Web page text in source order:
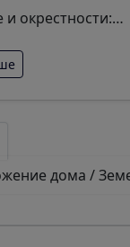
окрестности:…
дома /